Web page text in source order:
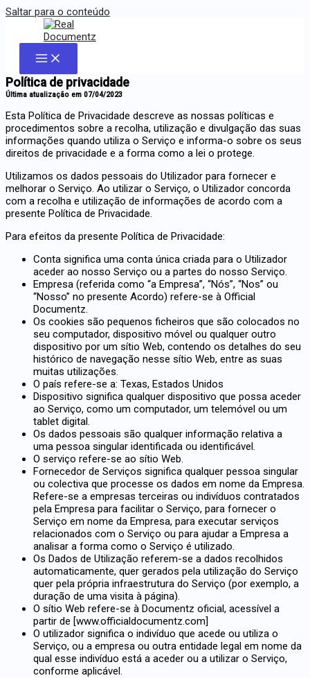
Saltar para o conteúdo
Política de privacidade
Última atualização em 07/04/2023
Esta Política de Privacidade descreve as nossas políticas e
procedimentos sobre a recolha, utilização e divulgação das suas
informações quando utiliza o Serviço e informa-o sobre os seus
direitos de privacidade e a forma como a lei o protege.
Utilizamos os dados pessoais do Utilizador para fornecer e
melhorar o Serviço. Ao utilizar o Serviço, o Utilizador concorda
com a recolha e utilização de informações de acordo com a
presente Política de Privacidade.
Para efeitos da presente Política de Privacidade:
Conta significa uma conta única criada para o Utilizador
aceder ao nosso Serviço ou a partes do nosso Serviço.
Empresa (referida como “a Empresa”, “Nós”, “Nos” ou
“Nosso” no presente Acordo) refere-se à Official
Documentz.
Os cookies são pequenos ficheiros que são colocados no
seu computador, dispositivo móvel ou qualquer outro
dispositivo por um sítio Web, contendo os detalhes do seu
histórico de navegação nesse sítio Web, entre as suas
muitas utilizações.
O país refere-se a: Texas, Estados Unidos
Dispositivo significa qualquer dispositivo que possa aceder
ao Serviço, como um computador, um telemóvel ou um
tablet digital.
Os dados pessoais são qualquer informação relativa a
uma pessoa singular identificada ou identificável.
O serviço refere-se ao sítio Web.
Fornecedor de Serviços significa qualquer pessoa singular
ou colectiva que processe os dados em nome da Empresa.
Refere-se a empresas terceiras ou indivíduos contratados
pela Empresa para facilitar o Serviço, para fornecer o
Serviço em nome da Empresa, para executar serviços
relacionados com o Serviço ou para ajudar a Empresa a
analisar a forma como o Serviço é utilizado.
Os Dados de Utilização referem-se a dados recolhidos
automaticamente, quer gerados pela utilização do Serviço
quer pela própria infraestrutura do Serviço (por exemplo, a
duração de uma visita à página).
O sítio Web refere-se à Documentz oficial, acessível a
partir de [www.officialdocumentz.com]
O utilizador significa o indivíduo que acede ou utiliza o
Serviço, ou a empresa ou outra entidade legal em nome da
qual esse indivíduo está a aceder ou a utilizar o Serviço,
conforme aplicável.